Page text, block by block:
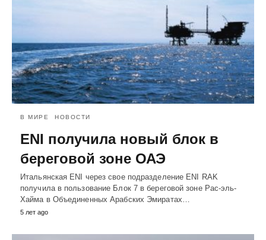
В МИРЕ НОВОСТИ
ENI получила новый блок в
береговой зоне ОАЭ
Итальянская ENI через свое подразделение ENI RAK
получила в пользование Блок 7 в береговой зоне Рас-эль-
Хайма в Объединенных Арабских Эмиратах…
5 лет ago